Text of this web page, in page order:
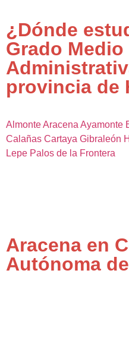
¿Dónde
Grado
provincia de
AlmonteAracenaAyamonte
Calañas Cartaya Gibraleón
Lepe Palos de la Frontera
Aracena en
Autónoma